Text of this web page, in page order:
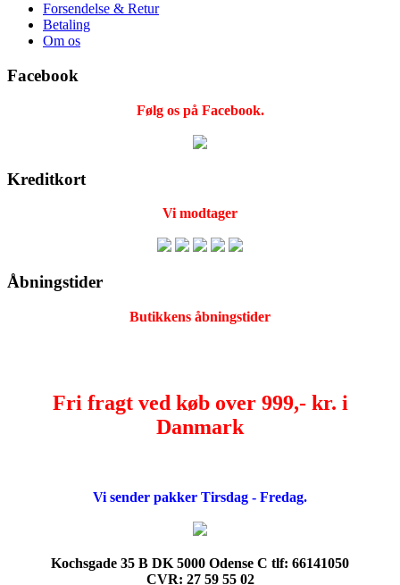
Forsendelse & Retur
Betaling
Om os
Facebook
Følg os på Facebook.
Kreditkort
Vi modtager
Åbningstider
Butikkens åbningstider
Fri fragt ved køb over 999,- kr. i
Danmark
Vi sender pakker Tirsdag - Fredag.
Kochsgade 35 B DK 5000 Odense C tlf: 66141050
CVR: 27 59 55 02